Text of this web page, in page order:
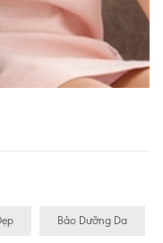
Bảo Dưỡng Da